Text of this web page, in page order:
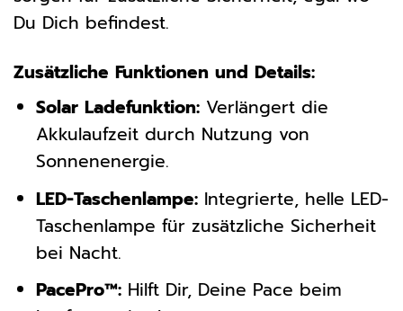
Du Dich befindest.
Zusätzliche Funktionen und Details:
Solar Ladefunktion:Verlängert die
Akkulaufzeit durch Nutzung von
Sonnenenergie.
LED-Taschenlampe:Integrierte, helle LED-
Taschenlampe für zusätzliche Sicherheit
bei Nacht.
PacePro™:Hilft Dir, Deine Pace beim